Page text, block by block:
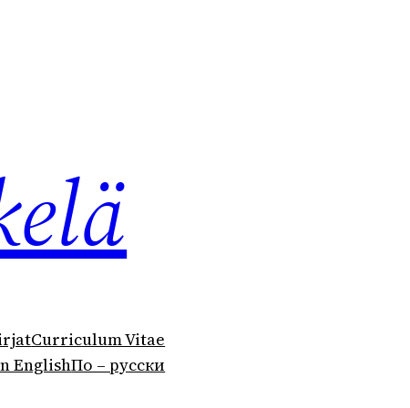
Curriculum Vitae
EnglishПо – русски